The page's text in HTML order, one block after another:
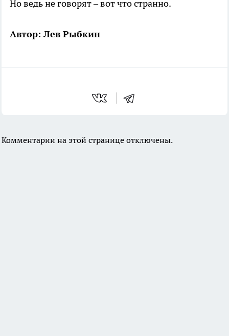
Но ведь не говорят – вот что странно.
Автор: Лев Рыбкин
Комментарии на этой странице отключены.